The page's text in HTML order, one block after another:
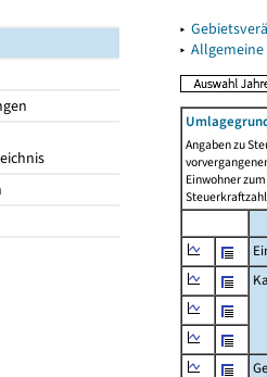
▸
▸
Angaben zu
Einwohner